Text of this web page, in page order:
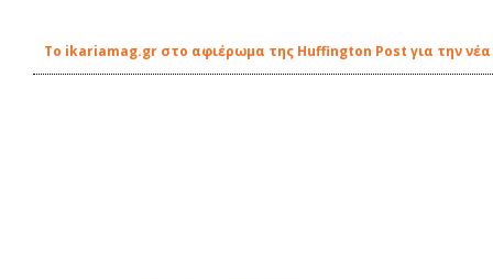
Το ikariamag.gr στο αφιέρωμα της Huffington Post για την